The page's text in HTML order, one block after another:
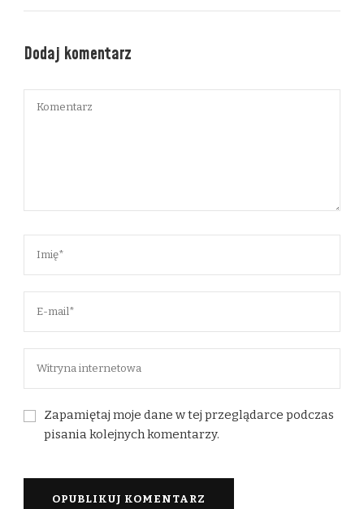
Dodaj komentarz
Zapamiętaj moje dane w tej przeglądarce podczas
pisania kolejnych komentarzy.